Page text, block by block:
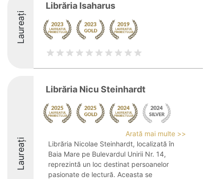
Laureați
Librăria Isaharus
Laureați
Librăria Nicu Steinhardt
Arată mai multe >>
Librăria Nicolae Steinhardt, localizată în
Baia Mare pe Bulevardul Unirii Nr. 14,
reprezintă un loc destinat persoanelor
pasionate de lectură. Aceasta se